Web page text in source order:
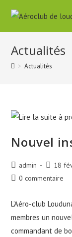
Actualités
> Actualités
Nouvel
admin 18
0 commentaire
L’Aéro-club
membres un
commandant de